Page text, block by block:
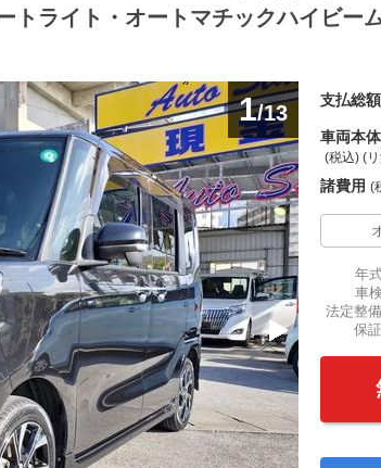
ライト・オートマチックハイビー
1/13
支払総額
車両本
(税込) (
諸費用 (
年
車検
法定整備
保証